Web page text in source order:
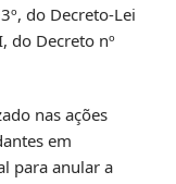
do Decreto-Lei
do Decreto nº
nas ações
em
para anular a